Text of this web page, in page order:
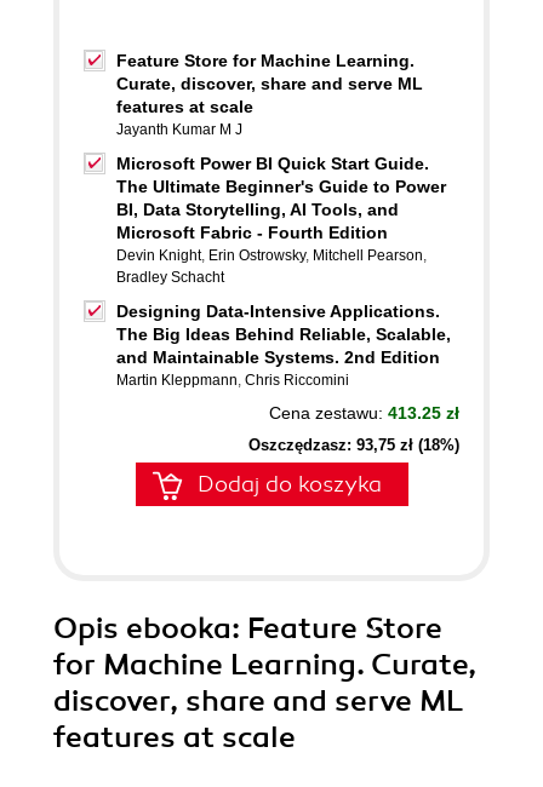
Feature Store for Machine Learning.
Curate, discover, share and serve ML
features at scale
Jayanth Kumar M J
Microsoft Power BI Quick Start Guide.
The Ultimate Beginner's Guide to Power
BI, Data Storytelling, AI Tools, and
Microsoft Fabric - Fourth Edition
Devin Knight, Erin Ostrowsky, Mitchell Pearson,
Bradley Schacht
Designing Data-Intensive Applications.
The Big Ideas Behind Reliable, Scalable,
and Maintainable Systems. 2nd Edition
Martin Kleppmann, Chris Riccomini
Cena zestawu: 413.25 zł
Oszczędzasz: 93,75 zł (18%)
Dodaj do koszyka
Opis ebooka: Feature Store
for Machine Learning. Curate,
discover, share and serve ML
features at scale